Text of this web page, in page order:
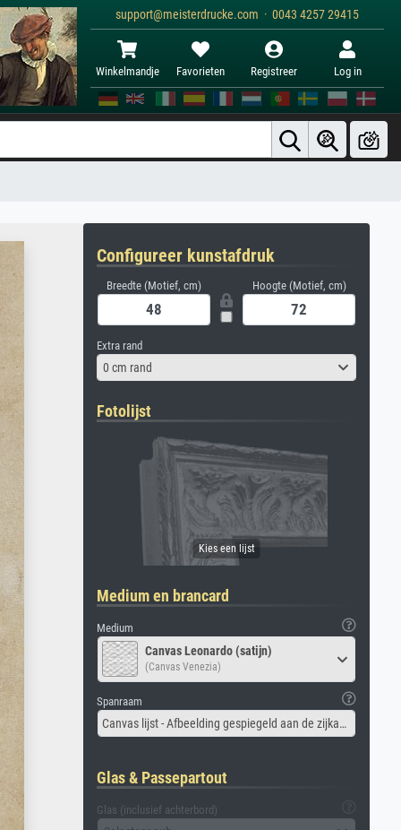
support@meisterdrucke.com · 0043 4257 29415
Winkelmandje Favorieten Registreer Log in
Configureer kunstafdruk
Breedte (Motief, cm) Hoogte (Motief, cm)
Extra rand
0 cm rand
Fotolijst
Medium en brancard
Medium
Canvas Leonardo (satijn)
(Canvas Venezia)
Spanraam
Canvas lijst - Afbeelding gespiegeld aan de zijkant
Glas & Passepartout
Glas (inclusief achterbord)